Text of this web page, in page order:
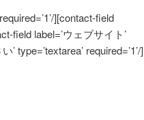
][contact-field
field label=’ウェブサイト’
type=’textarea’ required=’1’/]